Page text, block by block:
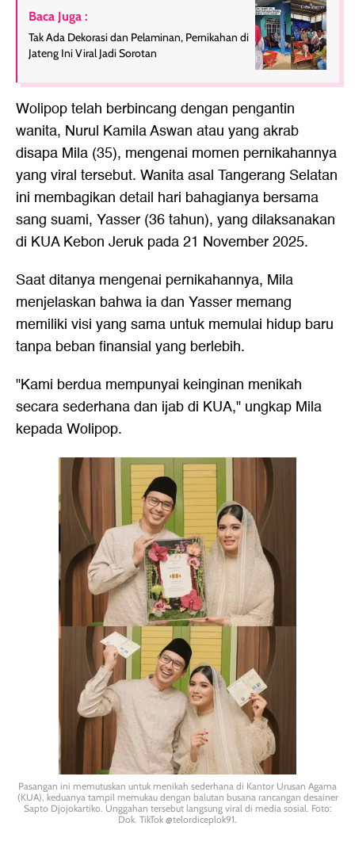
Baca Juga :
Tak Ada Dekorasi dan Pelaminan, Pernikahan di
Jateng Ini Viral Jadi Sorotan
Wolipop telah berbincang dengan pengantin
wanita, Nurul Kamila Aswan atau yang akrab
disapa Mila (35), mengenai momen pernikahannya
yang viral tersebut. Wanita asal Tangerang Selatan
ini membagikan detail hari bahagianya bersama
sang suami, Yasser (36 tahun), yang dilaksanakan
di KUA Kebon Jeruk pada 21 November 2025.
Saat ditanya mengenai pernikahannya, Mila
menjelaskan bahwa ia dan Yasser memang
memiliki visi yang sama untuk memulai hidup baru
tanpa beban finansial yang berlebih.
"Kami berdua mempunyai keinginan menikah
secara sederhana dan ijab di KUA," ungkap Mila
kepada Wolipop.
Pasangan ini memutuskan untuk menikah sederhana di Kantor Urusan Agama
(KUA), keduanya tampil memukau dengan balutan busana rancangan desainer
Sapto Djojokartiko. Unggahan tersebut langsung viral di media sosial. Foto:
Dok. TikTok @telordiceplok91.